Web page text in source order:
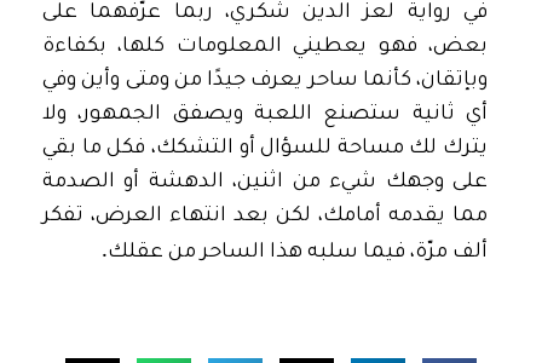
في رواية لعز الدين شكري، ربما عرّفهما على
بعض، فهو يعطيني المعلومات كلها، بكفاءة
وبإتقان، كأنما ساحر يعرف جيدًا من ومتى وأين وفي
أي ثانية ستصنع اللعبة ويصفق الجمهور، ولا
يترك لك مساحة للسؤال أو التشكك، فكل ما بقي
على وجهك شيء من اثنين، الدهشة أو الصدمة
مما يقدمه أمامك، لكن بعد انتهاء العرض، تفكر
ألف مرّة، فيما سلبه هذا الساحر من عقلك.